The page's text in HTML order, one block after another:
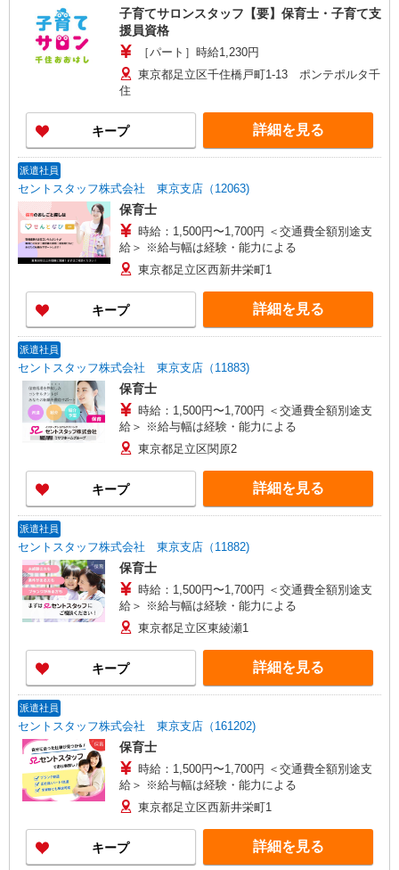
子育てサロンスタッフ【要】保育士・子育て支
援員資格
［パート］時給1,230円
東京都足立区千住橋戸町1-13 ポンテポルタ千
住
キープ 詳細を見る
派遣社員
セントスタッフ株式会社 東京支店（12063)
保育士
時給：1,500円〜1,700円 ＜交通費全額別途支
給＞ ※給与幅は経験・能力による
東京都足立区西新井栄町1
キープ 詳細を見る
派遣社員
セントスタッフ株式会社 東京支店（11883)
保育士
時給：1,500円〜1,700円 ＜交通費全額別途支
給＞ ※給与幅は経験・能力による
東京都足立区関原2
キープ 詳細を見る
派遣社員
セントスタッフ株式会社 東京支店（11882)
保育士
時給：1,500円〜1,700円 ＜交通費全額別途支
給＞ ※給与幅は経験・能力による
東京都足立区東綾瀬1
キープ 詳細を見る
派遣社員
セントスタッフ株式会社 東京支店（161202)
保育士
時給：1,500円〜1,700円 ＜交通費全額別途支
給＞ ※給与幅は経験・能力による
東京都足立区西新井栄町1
キープ 詳細を見る